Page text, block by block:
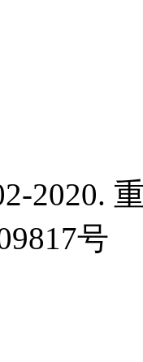
2020.
号